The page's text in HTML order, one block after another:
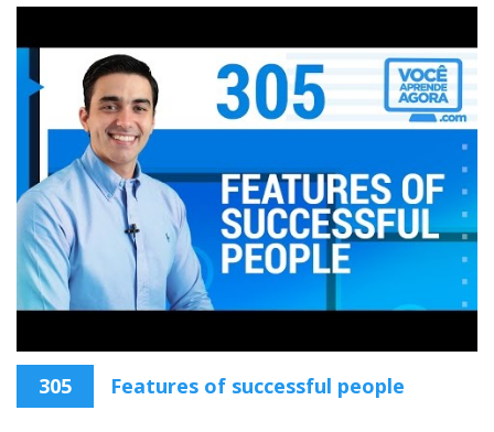
305 Features of successful people